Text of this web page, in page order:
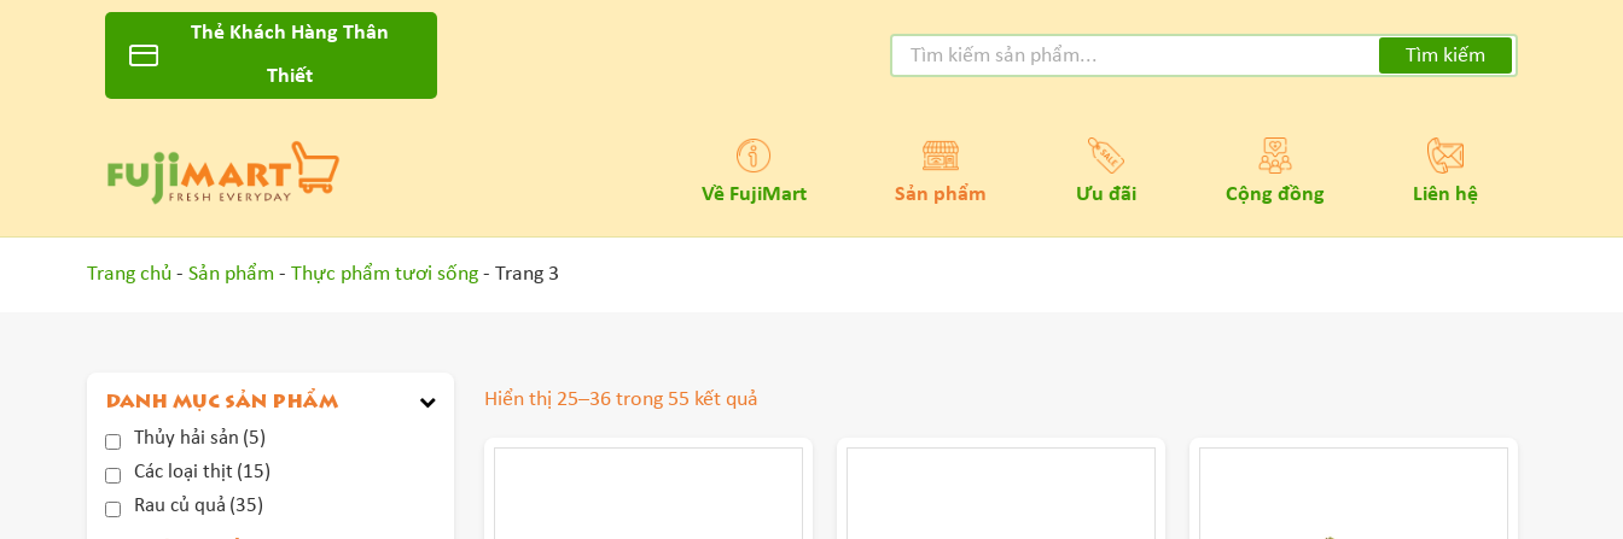
Thẻ Khách Hàng Thân
Thiết
Tìm kiếm
Về FujiMart Sản phẩm Ưu đãi Cộng đồng Liên hệ
Trang chủ - Sản phẩm - Thực phẩm tươi sống - Trang 3
DANH MỤC SẢN PHẨM
Thủy hải sản (5)
Các loại thịt (15)
Rau củ quả (35)
DANH MỤC SẢN
GIÁ SẢN PHẨM
Hiển thị 25–36 trong 55 kết quả